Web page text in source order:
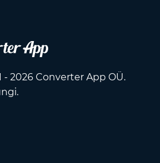
2026 Converter App OÜ.